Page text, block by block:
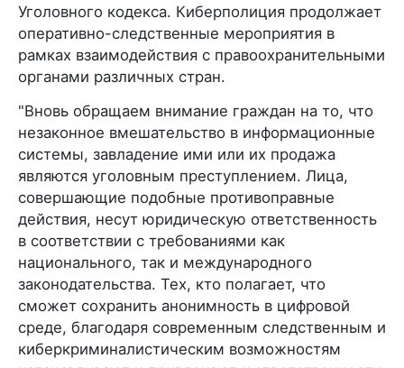
Уголовного кодекса. Киберполиция продолжает
оперативно-следственные мероприятия в
рамках взаимодействия с правоохранительными
органами различных стран.
"Вновь обращаем внимание граждан на то, что
незаконное вмешательство в информационные
системы, завладение ими или их продажа
являются уголовным преступлением. Лица,
совершающие подобные противоправные
действия, несут юридическую ответственность
в соответствии с требованиями как
национального, так и международного
законодательства. Тех, кто полагает, что
сможет сохранить анонимность в цифровой
среде, благодаря современным следственным и
киберкриминалистическим возможностям